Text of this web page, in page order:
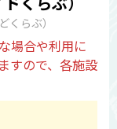
らぶ）
場合や利用に
すので、各施設